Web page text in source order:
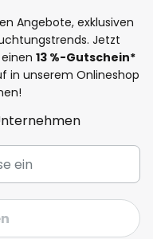
Angebote, exklusiven
Jetzt
13 %-Gutschein*
in unserem Onlineshop